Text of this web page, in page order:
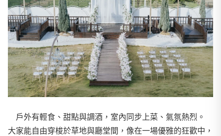
戶外有輕食、甜點與調酒，室內同步上菜、氣氛熱烈。
大家能自由穿梭於草地與廳堂間，像在一場優雅的狂歡中，